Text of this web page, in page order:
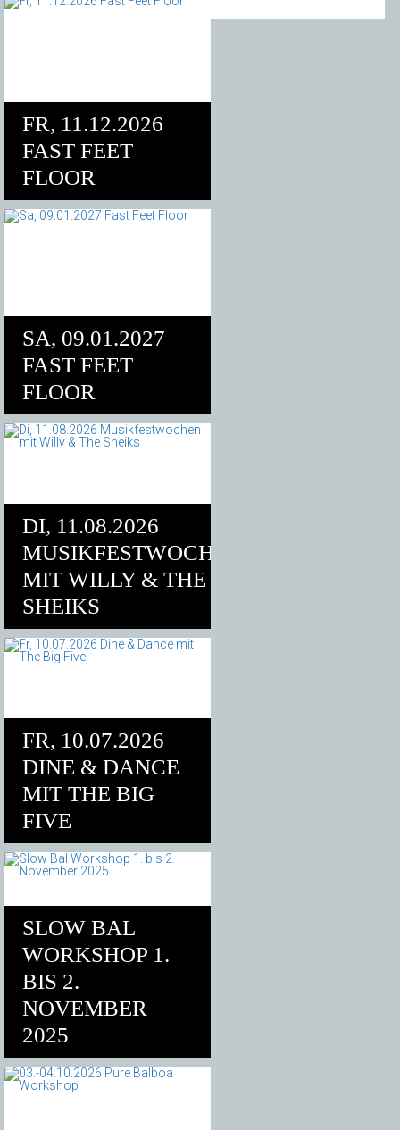
FR, 11.12.2026
FAST FEET
FLOOR
SA, 09.01.2027
FAST FEET
FLOOR
DI, 11.08.2026
MUSIKFESTWOCHEN
MIT WILLY & THE
SHEIKS
FR, 10.07.2026
DINE & DANCE
MIT THE BIG
FIVE
SLOW BAL
WORKSHOP 1.
BIS 2.
NOVEMBER
2025